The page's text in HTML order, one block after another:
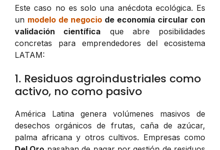
Este caso no es solo una anécdota ecológica. Es
un modelo de negocio de economía circular con
validación científica que abre posibilidades
concretas para emprendedores del ecosistema
LATAM:
1. Residuos agroindustriales como
activo, no como pasivo
América Latina genera volúmenes masivos de
desechos orgánicos de frutas, caña de azúcar,
palma africana y otros cultivos. Empresas como